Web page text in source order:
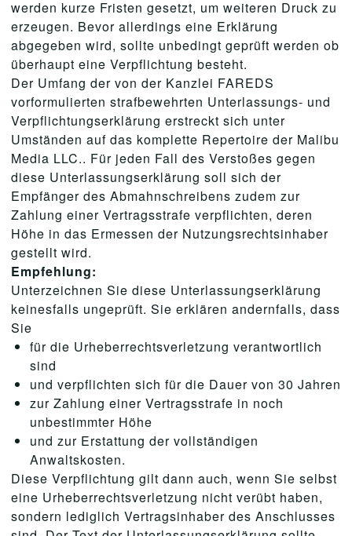
werden kurze Fristen gesetzt, um weiteren Druck zu
erzeugen. Bevor allerdings eine Erklärung
abgegeben wird, sollte unbedingt geprüft werden ob
überhaupt eine Verpflichtung besteht.
Der Umfang der von der Kanzlei FAREDS
vorformulierten strafbewehrten Unterlassungs- und
Verpflichtungserklärung erstreckt sich unter
Umständen auf das komplette Repertoire der Malibu
Media LLC.. Für jeden Fall des Verstoßes gegen
diese Unterlassungserklärung soll sich der
Empfänger des Abmahnschreibens zudem zur
Zahlung einer Vertragsstrafe verpflichten, deren
Höhe in das Ermessen der Nutzungsrechtsinhaber
gestellt wird.
Empfehlung:
Unterzeichnen Sie diese Unterlassungserklärung
keinesfalls ungeprüft. Sie erklären andernfalls, dass
Sie
für die Urheberrechtsverletzung verantwortlich
sind
und verpflichten sich für die Dauer von 30 Jahren
zur Zahlung einer Vertragsstrafe in noch
unbestimmter Höhe
und zur Erstattung der vollständigen
Anwaltskosten.
Diese Verpflichtung gilt dann auch, wenn Sie selbst
eine Urheberrechtsverletzung nicht verübt haben,
sondern lediglich Vertragsinhaber des Anschlusses